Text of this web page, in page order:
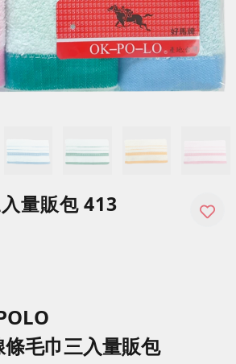
量販包 413
條毛巾三入量販包